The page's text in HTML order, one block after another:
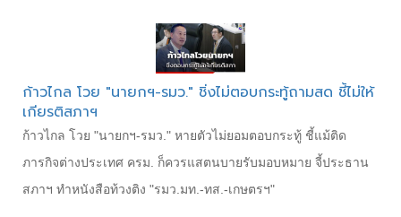
ก้าวไกล โวย "นายกฯ-รมว." ชิ่งไม่ตอบกระทู้ถามสด ชี้ไม่ให้
เกียรติสภาฯ
ก้าวไกล โวย "นายกฯ-รมว." หายตัวไม่ยอมตอบกระทู้ ชี้แม้ติด
ภารกิจต่างประเทศ ครม. ก็ควรแสตนบายรับมอบหมาย จี้ประธาน
สภาฯ ทำหนังสือท้วงติง "รมว.มท.-ทส.-เกษตรฯ"